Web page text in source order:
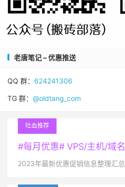
老唐笔记 – 优惠推送
QQ 群： 624241306
TG 群： @oldtang_com
吐血推荐
#每月优惠# VPS/主机/域名
2023年最新优惠促销信息整理汇总